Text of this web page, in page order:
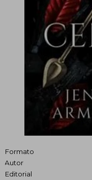
Formato
Autor
Editorial